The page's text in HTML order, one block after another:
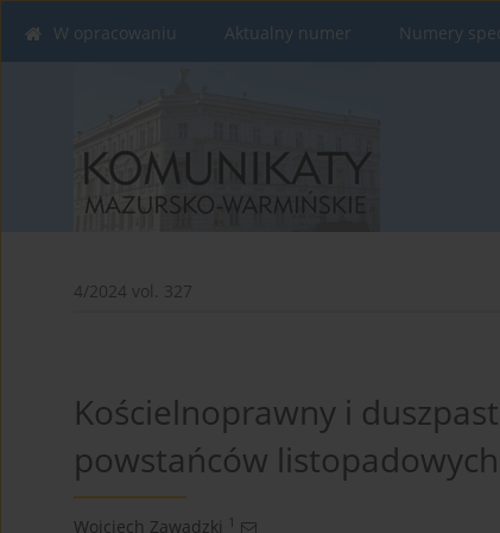
W opracowaniu Aktualny numer Numery
4/2024 vol. 327
Kościelnoprawny i
powstańców
Wojciech Zawadzki 1